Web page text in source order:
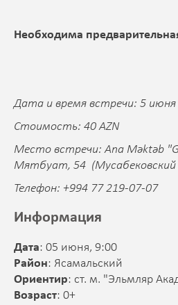
Необходима
Дата и время встречи: 5 июня
Стоимость: 40 AZN
Место встречи: Ana Məktəb
Мятбуат, 54 (Мусабековский
Телефон: +994 77 219-07-07
Информация
Дата: 05 июня, 9:00
Район: Ясамальский
Ориентир: ст. м. "Эльмляр
Возраст: 0+